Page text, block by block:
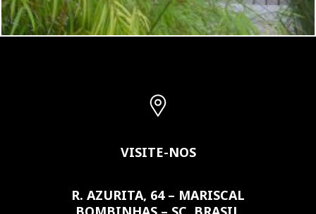
VISITE-NOS
R. AZURITA, 64 – MARISCAL